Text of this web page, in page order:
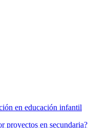
en educación infantil
proyectos en secundaria?